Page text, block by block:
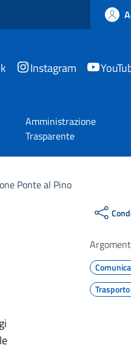
Instagram
Amministrazione
Trasparente
Ponte al Pino